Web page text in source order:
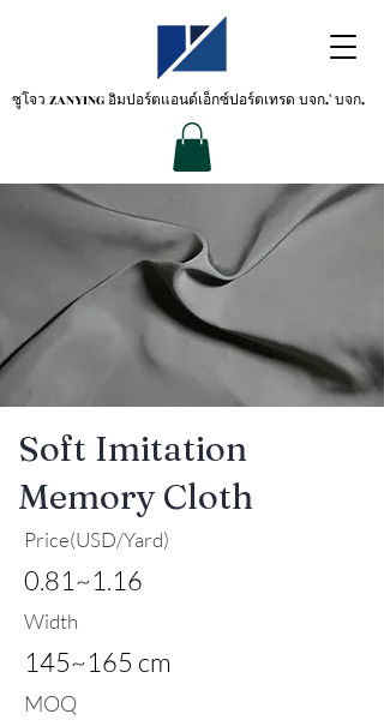
ซูโจว ZANYINGอิมปอร์ตแอนด์เอ็กซ์ปอร์ตเทรด บจก.' บจก.
Soft Imitation
Memory Cloth
Price(USD/Yard)
0.81~1.16
Width
145~165 cm
MOQ